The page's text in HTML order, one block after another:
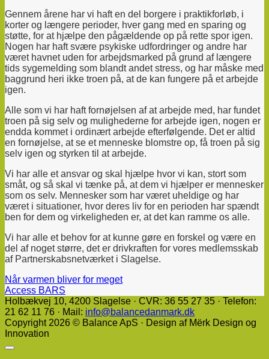
Gennem årene har vi haft en del borgere i praktikforløb, i
korter og længere perioder, hver gang med en sparing og
støtte, for at hjælpe den pågældende op på rette spor igen.
Nogen har haft svære psykiske udfordringer og andre har
været havnet uden for arbejdsmarked på grund af længere
tids sygemelding som blandt andet stress, og har måske med
baggrund heri ikke troen på, at de kan fungere på et arbejde
igen.
Alle som vi har haft fornøjelsen af at arbejde med, har fundet
troen på sig selv og mulighederne for arbejde igen, nogen er
endda kommet i ordinært arbejde efterfølgende. Det er altid
en fornøjelse, at se et menneske blomstre op, få troen på sig
selv igen og styrken til at arbejde.
Vi har alle et ansvar og skal hjælpe hvor vi kan, stort som
småt, og så skal vi tænke på, at dem vi hjælper er mennesker
som os selv. Mennesker som har været uheldige og har
været i situationer, hvor deres liv for en perioden har spændt
ben for dem og virkeligheden er, at det kan ramme os alle.
Vi har alle et behov for at kunne gøre en forskel og være en
del af noget større, det er drivkraften for vores medlemsskab
af Partnerskabsnetværket i Slagelse.
Når varmen bliver for meget
Access BARS
Holbækvej 10, ​4200 Slagelse · CVR: 36 55 27 35 · Telefon:
21 62 11 76 · Mail: info@balancedanmark.dk
Copyright 2026 © Balance ApS · Design af Mërk Design og
Innovation